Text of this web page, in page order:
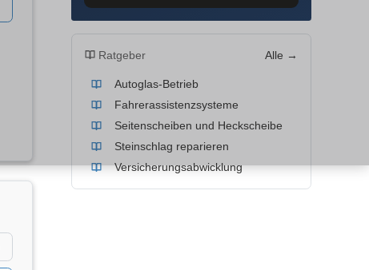
Ratgeber Alle →
Autoglas-Betrieb
Fahrerassistenzsysteme
Seitenscheiben und Heckscheibe
Steinschlag reparieren
Versicherungsabwicklung